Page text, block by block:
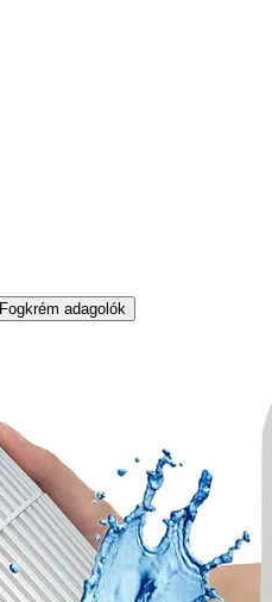
Fogkrém adagolók